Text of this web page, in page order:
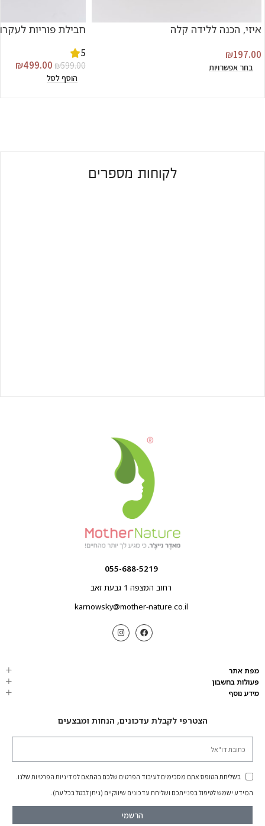
איזי, הכנה ללידה קלה
₪197.00
בחר אפשרויות
חבילת פוריות
5
₪599.00
₪499.00
הוסף לסל
לקוחות מספרים
055-688-5219
רחוב המצפה 1 גבעת זאב
karnowsky@mother-nature.co.il
מפת אתר
פעולות בחשבון
מידע נוסף
הצטרפי לקבלת עדכונים, הנחות ומבצעים
בשליחת הטופס אתם מסכימים לעיבוד הפרטים שלכם בהתאם למדיניות הפרטיות שלנו.
המידע ישמש לטיפול בפנייתכם ושליחת עדכונים שיווקיים (ניתן לבטל בכל עת).
הרשמי